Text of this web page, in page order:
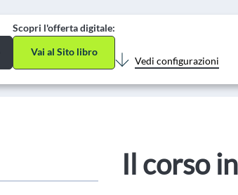
Scopri l'offerta digitale:
Vai al Sito libro
Vedi configurazioni
Il corso